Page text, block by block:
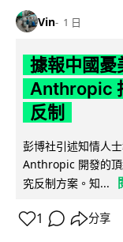
Vin 1 日
據報中國憂
Anthropic
反制
彭博社引述知情人
Anthropic 開發的
究反制方案。知...
1 分享